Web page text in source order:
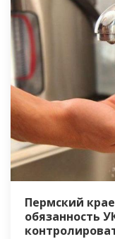
Пермский
обязанность